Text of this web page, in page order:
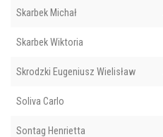
Skarbek Michał
Skarbek Wiktoria
Skrodzki Eugeniusz Wielisław
Soliva Carlo
Sontag Henrietta